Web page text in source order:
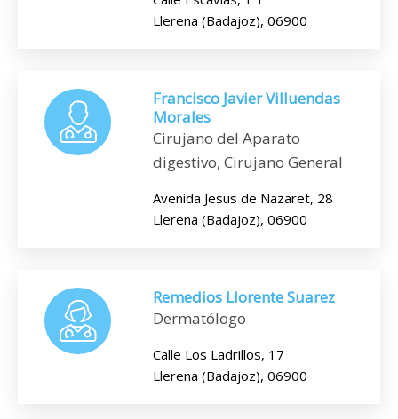
Llerena (Badajoz), 06900
Francisco Javier Villuendas
Morales
Cirujano del Aparato
digestivo, Cirujano General
Avenida Jesus de Nazaret, 28
Llerena (Badajoz), 06900
Remedios Llorente Suarez
Dermatólogo
Calle Los Ladrillos, 17
Llerena (Badajoz), 06900